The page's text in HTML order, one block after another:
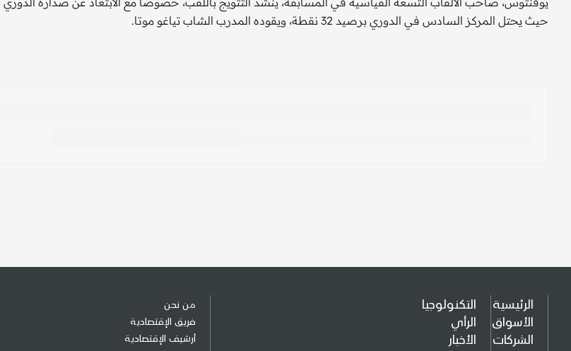
حيث يحتل المركز السادس في الدوري برصيد 32 نقطة، ويقوده المدرب الشاب تياغو موتا.
الرئيسية
الأسواق
الشركات
التكنولوجيا
الرأي
الأخبار
من نحن
فريق الإقتصادية
أرشيف الإقتصادية